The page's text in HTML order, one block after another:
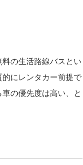
の生活路線バスとい
にレンタカー前提で
の優先度は高い、と